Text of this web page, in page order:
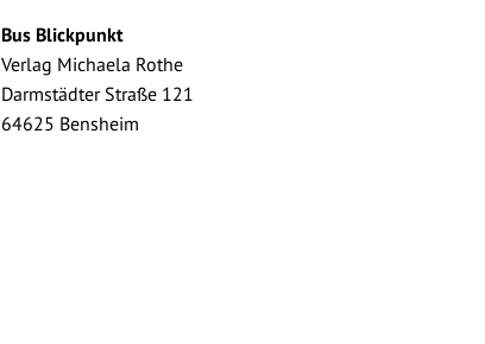
Bus Blickpunkt
Verlag Michaela Rothe
Darmstädter Straße 121
64625 Bensheim